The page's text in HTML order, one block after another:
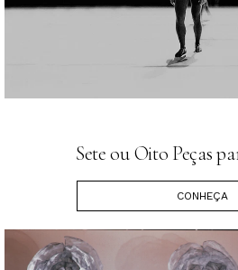
Sete ou Oito Peças
CONHEÇA